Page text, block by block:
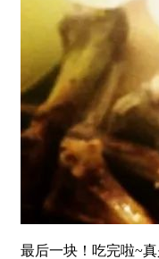
最后一块！吃完啦~